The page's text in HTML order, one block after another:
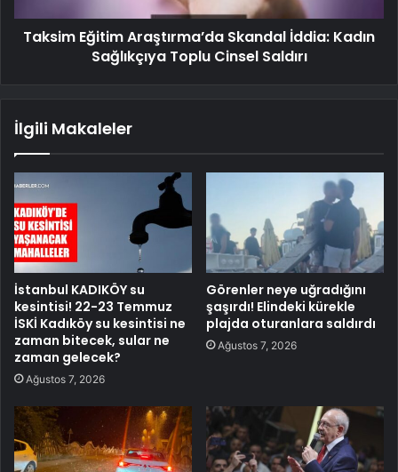
Taksim Eğitim Araştırma’da Skandal İddia: Kadın
Sağlıkçıya Toplu Cinsel Saldırı
İlgili Makaleler
İstanbul KADIKÖY su
kesintisi! 22-23 Temmuz
İSKİ Kadıköy su kesintisi ne
zaman bitecek, sular ne
zaman gelecek?
Ağustos 7, 2026
Görenler neye uğradığını
şaşırdı! Elindeki kürekle
plajda oturanlara saldırdı
Ağustos 7, 2026